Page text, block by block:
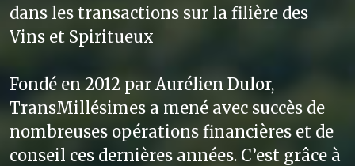
dans les transactions sur la filière des
Vins et Spiritueux
Fondé en 2012 par Aurélien Dulor,
TransMillésimes a mené avec succès de
nombreuses opérations financières et de
conseil ces dernières années. C’est grâce à